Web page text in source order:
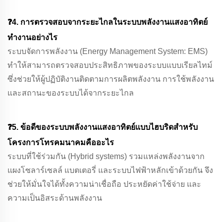
❓4. การตรวจสอบจากระยะไกลในระบบพลังงานแสงอาทิตย์
ทำงานอย่างไร
ระบบจัดการพลังงาน (Energy Management System: EMS)
ทำให้สามารถตรวจสอบประสิทธิภาพของระบบแบบเรียลไทม์
ซึ่งช่วยให้ผู้ปฏิบัติงานติดตามการผลิตพลังงาน การใช้พลังงาน
และสถานะของระบบได้จากระยะไกล
❓5. ข้อดีของระบบพลังงานแสงอาทิตย์แบบไฮบริดสำหรับ
โครงการโทรคมนาคมคืออะไร
ระบบที่ใช้ร่วมกัน (Hybrid systems) รวมแหล่งพลังงานจาก
แผงโซลาร์เซลล์ แบตเตอรี่ และระบบไฟฟ้าหลักเข้าด้วยกัน จึง
ช่วยให้มั่นใจได้ทั้งความน่าเชื่อถือ ประหยัดค่าใช้จ่าย และ
ความเป็นอิสระด้านพลังงาน